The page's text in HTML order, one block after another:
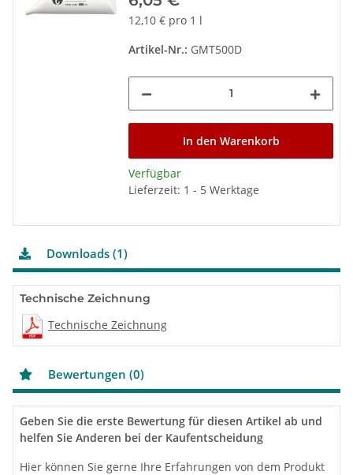
* bei 4 Liter Volumenstrom gemäß Messung mit Bismat
1000 (P-BA 221/2016)12,10 € pro 1 l
Artikel-Nr.: GMT500D
In den Warenkorb
Verfügbar
Lieferzeit: 1 - 5 Werktage
Downloads (1)
Technische Zeichnung
Technische Zeichnung
Bewertungen (0)
Geben Sie die erste Bewertung für diesen Artikel ab und
helfen Sie Anderen bei der Kaufentscheidung
Hier können Sie gerne Ihre Erfahrungen von dem Produkt